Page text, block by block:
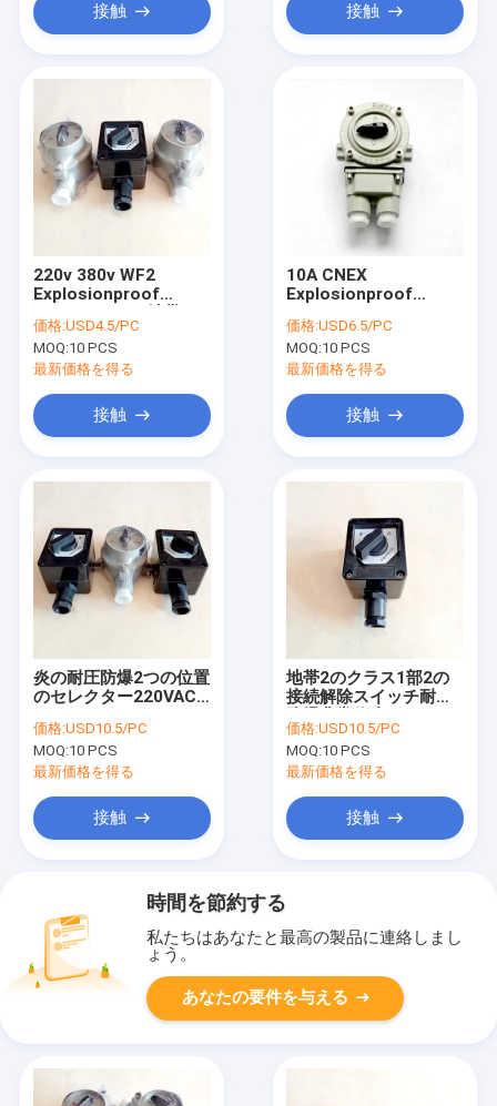
接触 接触
220v 380v WF2
Explosionproof
Electrical Selector
価格:USD4.5/PC
MOQ:10 PCS
最新価格を得る
接触
10A CNEX
Explosionproof
Transfer Selector
価格:USD6.5/PC
MOQ:10 PCS
最新価格を得る
接触
炎の耐圧防爆2つの位置
のセレクター220VAC
価格:USD10.5/PC
MOQ:10 PCS
最新価格を得る
接触
地帯2のクラス1部2の
接続解除スイッチ耐圧
価格:USD10.5/PC
MOQ:10 PCS
最新価格を得る
接触
時間を節約する
私たちはあなたと最高の製品に連絡しまし
ょう。
あなたの要件を与える